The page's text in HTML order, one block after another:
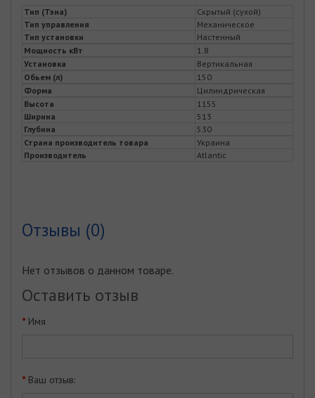
Тип (Тэна)
Скрытый (сухой)
Тип управления
Механическое
Тип установки
Настенный
Мощность кВт
1.8
Установка
Вертикальная
Обьем (л)
150
Форма
Цилиндрическая
Высота
1155
Ширина
513
Глубина
530
Страна производитель товара
Украина
Производитель
Atlantic
Отзывы (0)
Нет отзывов о данном товаре.
Оставить отзыв
Имя
Ваш отзыв: